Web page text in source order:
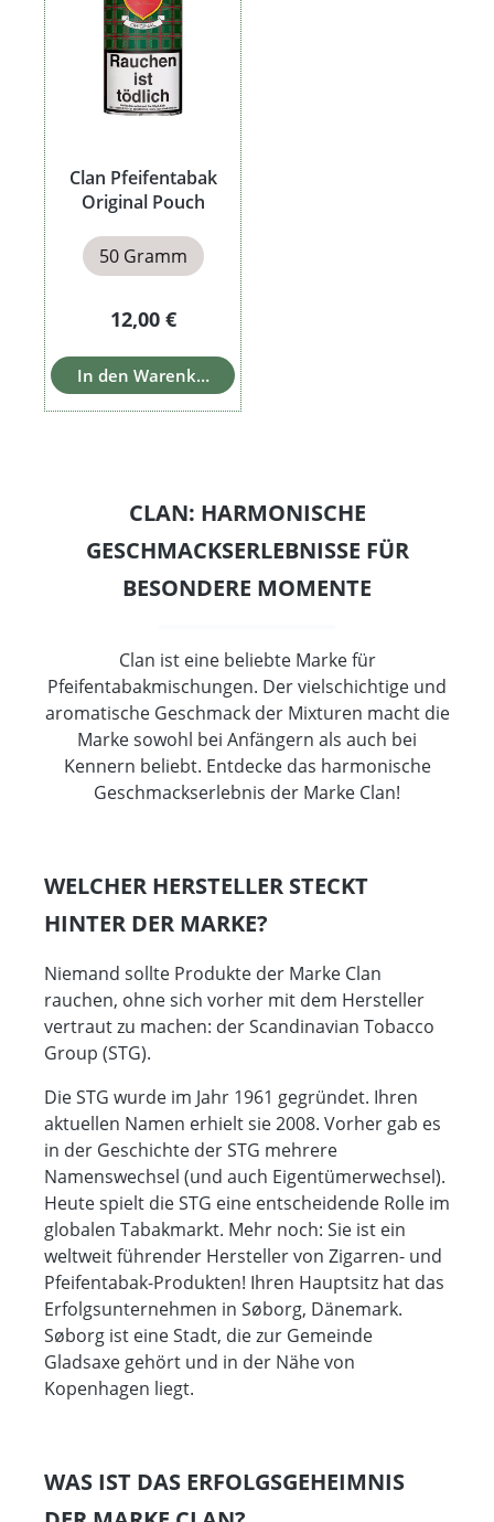
Clan Pfeifentabak
Original Pouch
50 Gramm
Regulärer Preis:
12,00 €
In den Warenkorb
CLAN: HARMONISCHE
GESCHMACKSERLEBNISSE FÜR
BESONDERE MOMENTE
Clan ist eine beliebte Marke für
Pfeifentabakmischungen. Der vielschichtige und
aromatische Geschmack der Mixturen macht die
Marke sowohl bei Anfängern als auch bei
Kennern beliebt. Entdecke das harmonische
Geschmackserlebnis der Marke Clan!
WELCHER HERSTELLER STECKT
HINTER DER MARKE?
Niemand sollte Produkte der Marke Clan
rauchen, ohne sich vorher mit dem Hersteller
vertraut zu machen: der Scandinavian Tobacco
Group (STG).
Die STG wurde im Jahr 1961 gegründet. Ihren
aktuellen Namen erhielt sie 2008. Vorher gab es
in der Geschichte der STG mehrere
Namenswechsel (und auch Eigentümerwechsel).
Heute spielt die STG eine entscheidende Rolle im
globalen Tabakmarkt. Mehr noch: Sie ist ein
weltweit führender Hersteller von Zigarren- und
Pfeifentabak-Produkten! Ihren Hauptsitz hat das
Erfolgsunternehmen in Søborg, Dänemark.
Søborg ist eine Stadt, die zur Gemeinde
Gladsaxe gehört und in der Nähe von
Kopenhagen liegt.
WAS IST DAS ERFOLGSGEHEIMNIS